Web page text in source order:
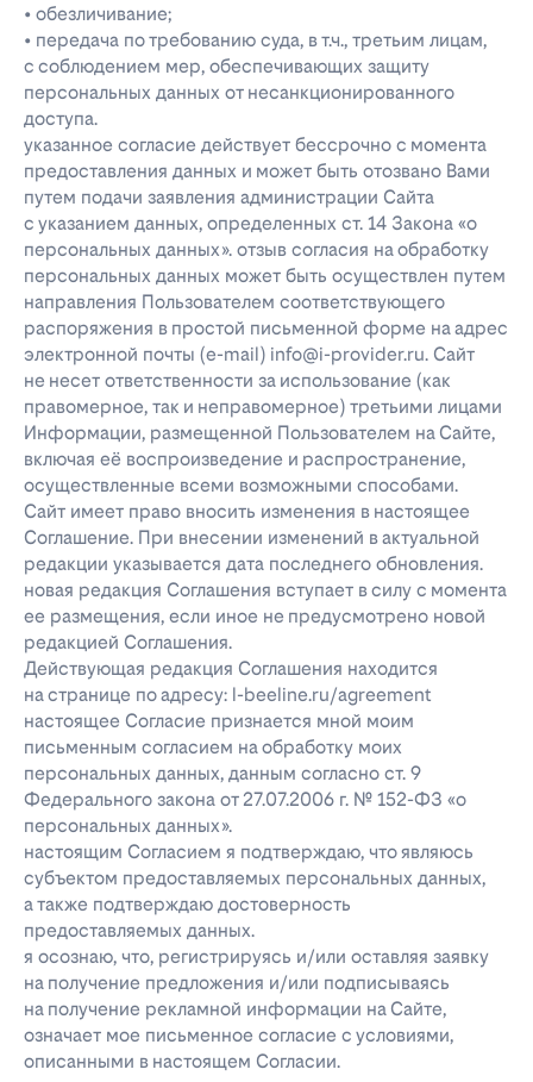
• обезличивание;
• передача по требованию суда, в т.ч., третьим лицам,
с соблюдением мер, обеспечивающих защиту
персональных данных от несанкционированного
доступа.
указанное согласие действует бессрочно с момента
предоставления данных и может быть отозвано Вами
путем подачи заявления администрации Сайта
с указанием данных, определенных ст. 14 Закона «о
персональных данных». отзыв согласия на обработку
персональных данных может быть осуществлен путем
направления Пользователем соответствующего
распоряжения в простой письменной форме на адрес
электронной почты (e-mail) info@i-provider.ru. Сайт
не несет ответственности за использование (как
правомерное, так и неправомерное) третьими лицами
Информации, размещенной Пользователем на Сайте,
включая её воспроизведение и распространение,
осуществленные всеми возможными способами.
Сайт имеет право вносить изменения в настоящее
Соглашение. При внесении изменений в актуальной
редакции указывается дата последнего обновления.
новая редакция Соглашения вступает в силу с момента
ее размещения, если иное не предусмотрено новой
редакцией Соглашения.
Действующая редакция Соглашения находится
на странице по адресу: l-beeline.ru/agreement
настоящее Согласие признается мной моим
письменным согласием на обработку моих
персональных данных, данным согласно ст. 9
Федерального закона от 27.07.2006 г. № 152-ФЗ «о
персональных данных».
настоящим Согласием я подтверждаю, что являюсь
субъектом предоставляемых персональных данных,
а также подтверждаю достоверность
предоставляемых данных.
я осознаю, что, регистрируясь и/или оставляя заявку
на получение предложения и/или подписываясь
на получение рекламной информации на Сайте,
означает мое письменное согласие с условиями,
описанными в настоящем Согласии.